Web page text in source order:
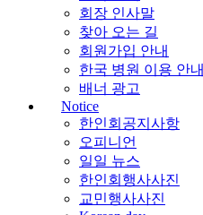
회장 인사말
찾아 오는 길
회원가입 안내
한국 병원 이용 안내
배너 광고
Notice
한인회공지사항
오피니언
일일 뉴스
한인회행사사진
교민행사사진